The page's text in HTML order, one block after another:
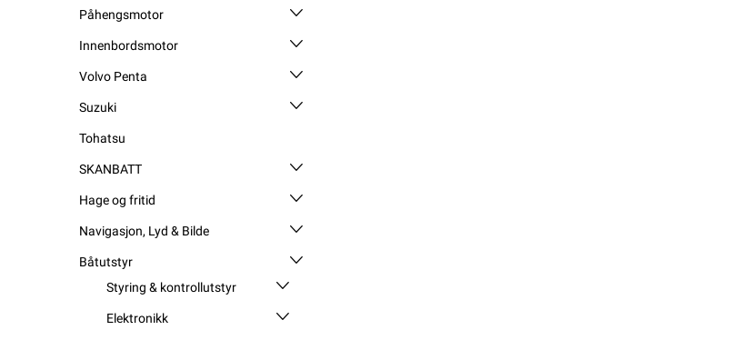
Påhengsmotor
Innenbordsmotor
Volvo Penta
Suzuki
Tohatsu
SKANBATT
Hage og fritid
Navigasjon, Lyd & Bilde
Båtutstyr
Styring & kontrollutstyr
Elektronikk